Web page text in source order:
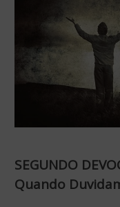
SEGUNDO
Quando